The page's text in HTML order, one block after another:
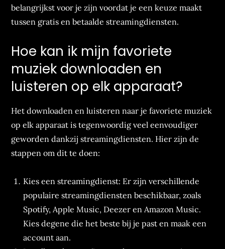
belangrijkst voor je zijn voordat je een keuze maakt
tussen gratis en betaalde streamingdiensten.
Hoe kan ik mijn favoriete
muziek downloaden en
luisteren op elk apparaat?
Het downloaden en luisteren naar je favoriete muziek
op elk apparaat is tegenwoordig veel eenvoudiger
geworden dankzij streamingdiensten. Hier zijn de
stappen om dit te doen:
Kies een streamingdienst: Er zijn verschillende
populaire streamingdiensten beschikbaar, zoals
Spotify, Apple Music, Deezer en Amazon Music.
Kies degene die het beste bij je past en maak een
account aan.